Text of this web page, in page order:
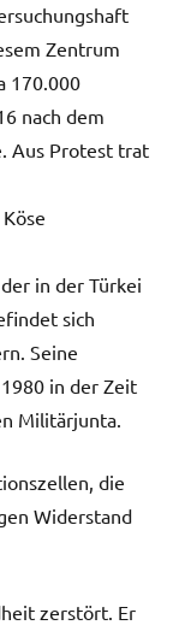
Zentrum
170.000
nach dem
Aus Protest trat
in der Türkei
sich
Seine
in der Zeit
Militärjunta.
die
Widerstand
zerstört. Er